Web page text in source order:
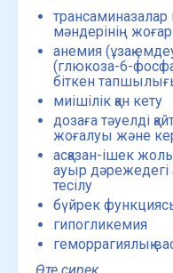
трансаминазалар
мәндерінің
анемия (ұзақ
(глюкоза-6-
біткен
миішілік қан кету
дозаға тәуелді
жоғалуы және
асқазан-ішек
ауыр дәрежедегі
тесілу
бүйрек
гипогликемия
геморрагиялық